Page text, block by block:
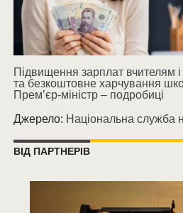
Підвищення зарплат вчителям
та безкоштовне харчування
Прем’єр-міністр – подробиці
Джерело: Національна служба
ВІД ПАРТНЕРІВ